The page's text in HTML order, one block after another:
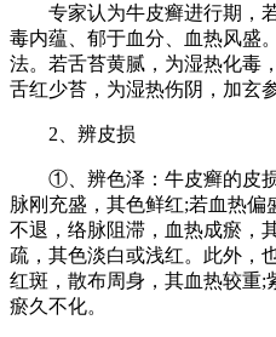
专家认为牛皮癣进行期，若
毒内蕴、郁于血分、血热风盛
法。若舌苔黄腻，为湿热化毒
舌红少苔，为湿热伤阴，加玄
2、辨皮损
①、辨色泽：牛皮癣的皮损
脉刚充盛，其色鲜红;若血热偏
不退，络脉阻滞，血热成瘀，
疏，其色淡白或浅红。此外，
红斑，散布周身，其血热较重;
瘀久不化。